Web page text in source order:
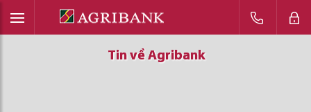
Tin về Agribank
Tin về Agribank
Tin về Agribank